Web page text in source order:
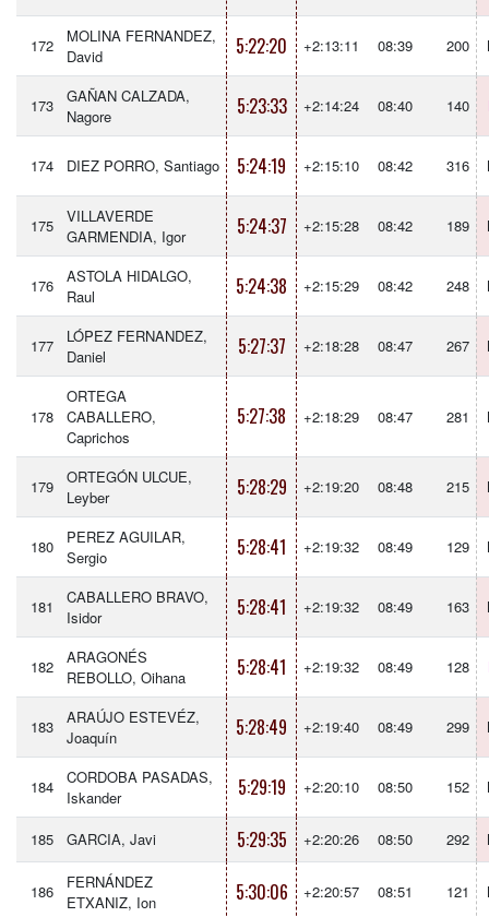
172
MOLINA FERNANDEZ,
David
5:22:20 +2:13:11 08:39 200
173
GAÑAN CALZADA,
Nagore
5:23:33 +2:14:24 08:40 140
174 DIEZ PORRO, Santiago 5:24:19 +2:15:10 08:42 316
175
VILLAVERDE
GARMENDIA, Igor
5:24:37 +2:15:28 08:42 189
176
ASTOLA HIDALGO,
Raul
5:24:38 +2:15:29 08:42 248
177
LÓPEZ FERNANDEZ,
Daniel
5:27:37 +2:18:28 08:47 267
178
ORTEGA
CABALLERO,
Caprichos
5:27:38 +2:18:29 08:47 281
179
ORTEGÓN ULCUE,
Leyber
5:28:29 +2:19:20 08:48 215
180
PEREZ AGUILAR,
Sergio
5:28:41 +2:19:32 08:49 129
181
CABALLERO BRAVO,
Isidor
5:28:41 +2:19:32 08:49 163
182
ARAGONÉS
REBOLLO, Oihana
5:28:41 +2:19:32 08:49 128
183
ARAÚJO ESTEVÉZ,
Joaquín
5:28:49 +2:19:40 08:49 299
184
CORDOBA PASADAS,
Iskander
5:29:19 +2:20:10 08:50 152
185 GARCIA, Javi 5:29:35 +2:20:26 08:50 292
186
FERNÁNDEZ
ETXANIZ, Ion
5:30:06 +2:20:57 08:51 121